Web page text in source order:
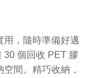
用，隨時準備好邁
30 個回收 PET 膠
間。精巧收納，